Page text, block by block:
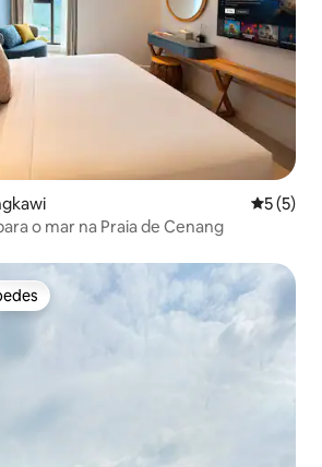
5 de
5 (5)
o mar na Praia de Cenang